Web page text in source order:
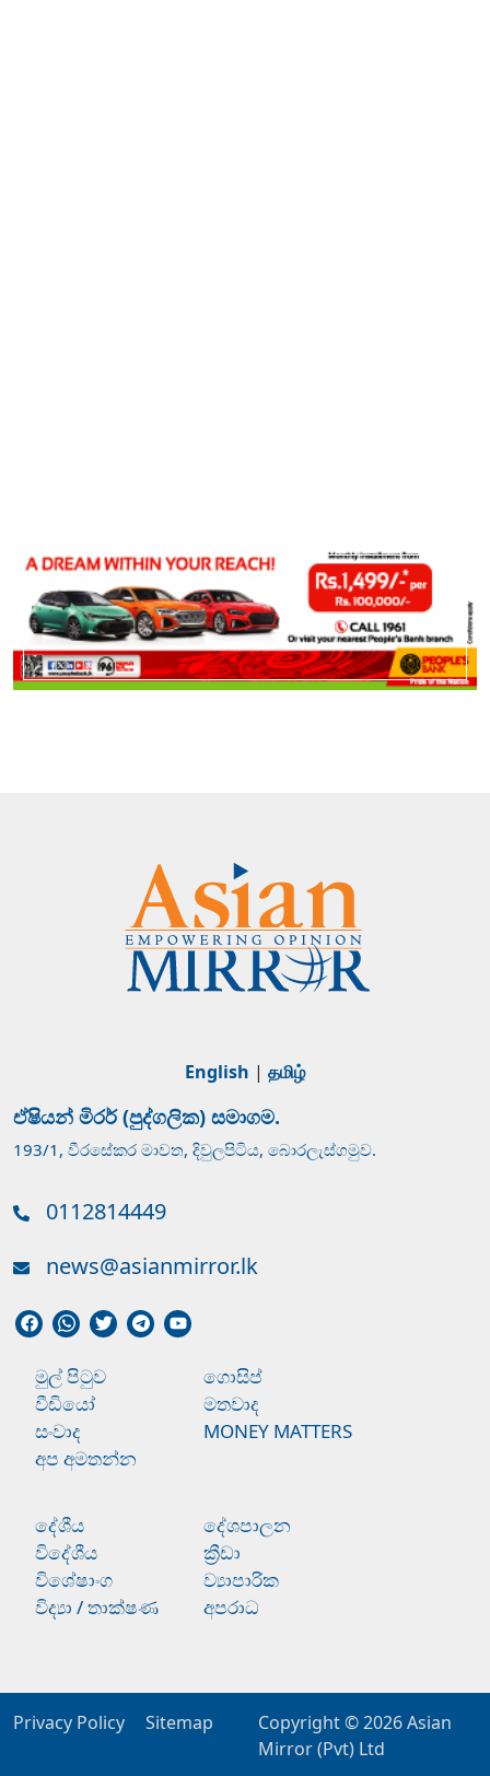
English | தமிழ்
ඒෂියන් මිරර් (පුද්ගලික) සමාගම.
193/1, වීරසේකර මාවත, දිවුලපිටිය, බොරලැස්ගමුව.
0112814449
news@asianmirror.lk
මුල් පිටුව
ගොසිප්
වීඩියෝ
මතවාද
සංවාද
MONEY MATTERS
අප අමතන්න
දේශීය
දේශපාලන
විදේශීය
ක්‍රීඩා
විශේෂාංග
ව්‍යාපාරික
විද්‍යා / තාක්ෂණ
අපරාධ
Privacy Policy Sitemap Copyright © 2026Asian
Mirror (Pvt) Ltd